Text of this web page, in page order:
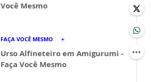
Você Mesmo
FAÇA VOCÊ MESMO
Urso Alfineteiro em Amigurumi -
Faça Você Mesmo